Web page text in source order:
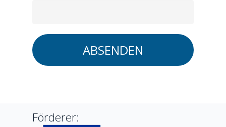
Förderer: